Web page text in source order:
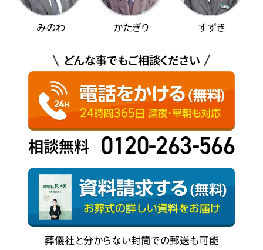
みのわ かたぎり すずき
どんな事でもご相談ください
相談無料 0120-263-566
葬儀社と分からない封筒での郵送も可能